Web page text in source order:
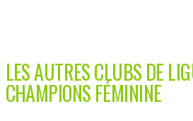
LES AUTRES CLUBS DE
CHAMPIONS FÉMININE